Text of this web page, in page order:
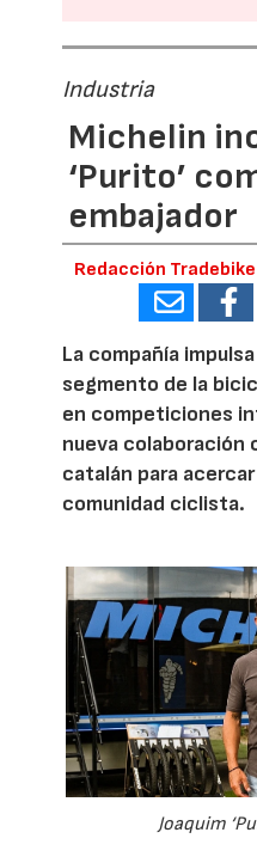
Industria
Michelin
‘Purito’
embajador
Redacción Tradebike
La compañía
segmento de la
en competiciones
nueva colaboración
catalán para acercar
comunidad ciclista.
Joaquim